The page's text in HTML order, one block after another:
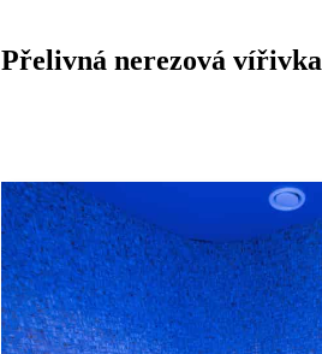
Přelivná nerezová vířivka